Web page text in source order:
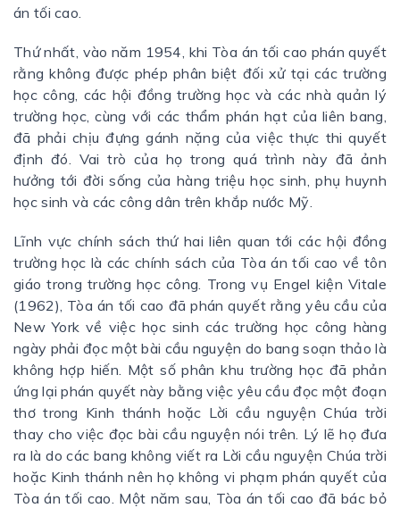
án tối cao.
Thứ nhất, vào năm 1954, khi Tòa án tối cao phán quyết
rằng không được phép phân biệt đối xử tại các trường
học công, các hội đồng trường học và các nhà quản lý
trường học, cùng với các thẩm phán hạt của liên bang,
đã phải chịu đựng gánh nặng của việc thực thi quyết
định đó. Vai trò của họ trong quá trình này đã ảnh
hưởng tới đời sống của hàng triệu học sinh, phụ huynh
học sinh và các công dân trên khắp nước Mỹ.
Lĩnh vực chính sách thứ hai liên quan tới các hội đồng
trường học là các chính sách của Tòa án tối cao về tôn
giáo trong trường học công. Trong vụ Engel kiện Vitale
(1962), Tòa án tối cao đã phán quyết rằng yêu cầu của
New York về việc học sinh các trường học công hàng
ngày phải đọc một bài cầu nguyện do bang soạn thảo là
không hợp hiến. Một số phân khu trường học đã phản
ứng lại phán quyết này bằng việc yêu cầu đọc một đoạn
thơ trong Kinh thánh hoặc Lời cầu nguyện Chúa trời
thay cho việc đọc bài cầu nguyện nói trên. Lý lẽ họ đưa
ra là do các bang không viết ra Lời cầu nguyện Chúa trời
hoặc Kinh thánh nên họ không vi phạm phán quyết của
Tòa án tối cao. Một năm sau, Tòa án tối cao đã bác bỏ